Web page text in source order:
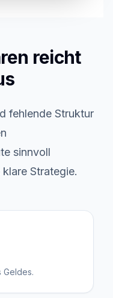
reicht
fehlende Struktur
sinnvoll
Strategie.
Geldes.